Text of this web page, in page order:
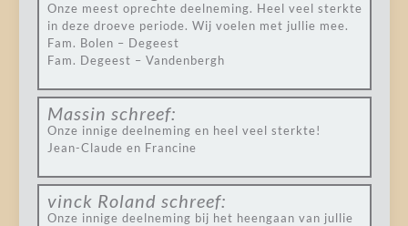
Onze meest oprechte deelneming. Heel veel sterkte
in deze droeve periode. Wij voelen met jullie mee.
Fam. Bolen – Degeest
Fam. Degeest – Vandenbergh
Massin schreef:
Onze innige deelneming en heel veel sterkte!
Jean-Claude en Francine
vinck Roland schreef:
Onze innige deelneming bij het heengaan van jullie